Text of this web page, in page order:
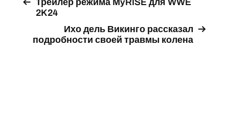
2K24
Ихо дель Викинго рассказал
подробности своей травмы колена